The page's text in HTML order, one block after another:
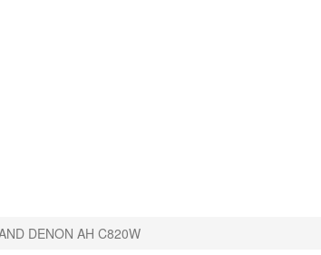
DENON AH C820W